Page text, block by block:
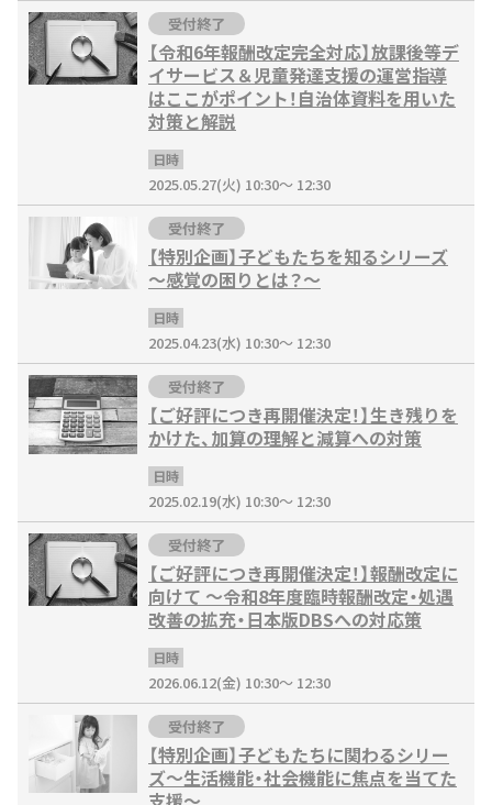
受付終了
【令和6年報酬改定完全対応】放課後等デ
イサービス＆児童発達支援の運営指導
はここがポイント！自治体資料を用いた
対策と解説
日時
2025.05.27(火) 10:30～ 12:30
受付終了
【特別企画】子どもたちを知るシリーズ
～感覚の困りとは？～
日時
2025.04.23(水) 10:30～ 12:30
受付終了
【ご好評につき再開催決定！】生き残りを
かけた、加算の理解と減算への対策
日時
2025.02.19(水) 10:30～ 12:30
受付終了
【ご好評につき再開催決定！】報酬改定に
向けて ～令和8年度臨時報酬改定・処遇
改善の拡充・日本版DBSへの対応策
日時
2026.06.12(金) 10:30～ 12:30
受付終了
【特別企画】子どもたちに関わるシリー
ズ～生活機能・社会機能に焦点を当てた